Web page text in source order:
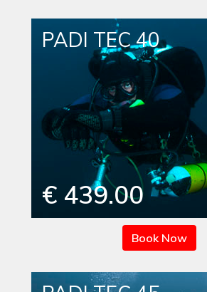
PADI TEC 40
€ 439.00
Book Now